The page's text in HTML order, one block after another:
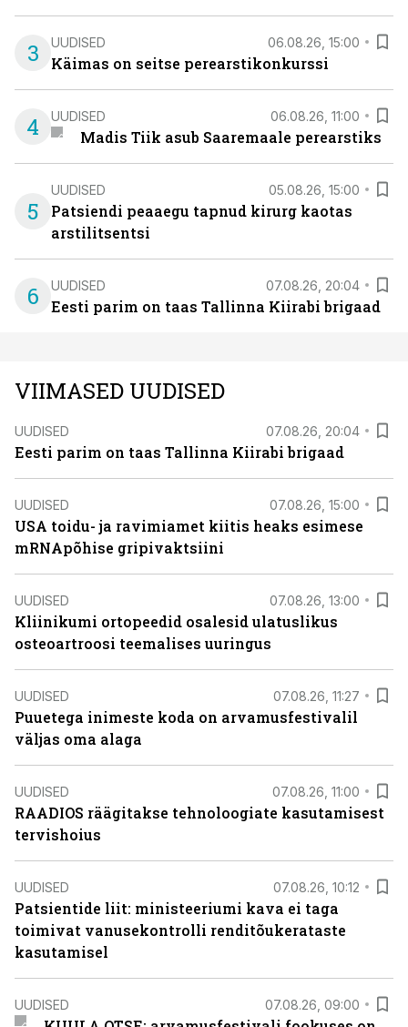
3 UUDISED 06.08.26, 15:00
Käimas on seitse perearstikonkurssi
4 UUDISED 06.08.26, 11:00
Madis Tiik asub Saaremaale perearstiks
5
UUDISED 05.08.26, 15:00
Patsiendi peaaegu tapnud kirurg kaotas
arstilitsentsi
6 UUDISED 07.08.26, 20:04
Eesti parim on taas Tallinna Kiirabi brigaad
VIIMASED UUDISED
UUDISED 07.08.26, 20:04
Eesti parim on taas Tallinna Kiirabi brigaad
UUDISED 07.08.26, 15:00
USA toidu- ja ravimiamet kiitis heaks esimese
mRNApõhise gripivaktsiini
UUDISED 07.08.26, 13:00
Kliinikumi ortopeedid osalesid ulatuslikus
osteoartroosi teemalises uuringus
UUDISED 07.08.26, 11:27
Puuetega inimeste koda on arvamusfestivalil
väljas oma alaga
UUDISED 07.08.26, 11:00
RAADIOS räägitakse tehnoloogiate kasutamisest
tervishoius
UUDISED 07.08.26, 10:12
Patsientide liit: ministeeriumi kava ei taga
toimivat vanusekontrolli renditõukerataste
kasutamisel
UUDISED 07.08.26, 09:00